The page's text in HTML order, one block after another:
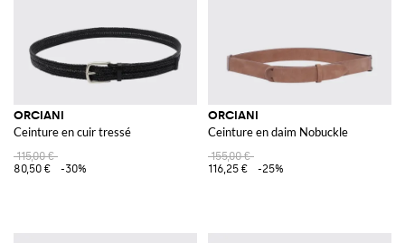
ORCIANI
Ceinture en cuir tressé
115,00 €
80,50 €
-30%
ORCIANI
Ceinture en daim Nobuckle
155,00 €
116,25 €
-25%